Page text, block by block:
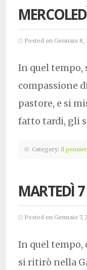
Posted on Gennaio 8,
In quel tempo,
compassione
pastore, e si
fatto tardi, gli
Category: Il
MARTEDÌ
Posted on Gennaio 7,
In quel tempo,
si ritirò nella